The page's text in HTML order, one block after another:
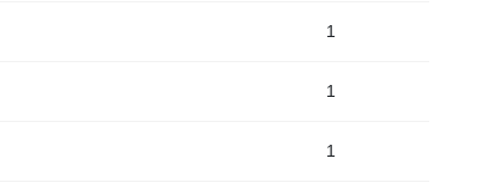
1
1
1